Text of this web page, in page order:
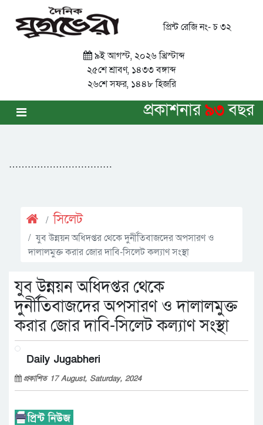
প্রিন্ট রেজি নং- চ ৩২
৯ই আগস্ট, ২০২৬ খ্রিস্টাব্দ
২৫শে শ্রাবণ, ১৪৩৩ বঙ্গাব্দ
২৬শে সফর, ১৪৪৮ হিজরি
প্রকাশনার৯৩বছর
……………………………
সিলেট
যুব উন্নয়ন অধিদপ্তর থেকে দুর্নীতিবাজদের অপসারণ ও
দালালমুক্ত করার জোর দাবি-সিলেট কল্যাণ সংস্থা
যুব উন্নয়ন অধিদপ্তর থেকে
দুর্নীতিবাজদের অপসারণ ও দালালমুক্ত
করার জোর দাবি-সিলেট কল্যাণ সংস্থা
Daily Jugabheri
প্রকাশিত 17 August, Saturday, 2024